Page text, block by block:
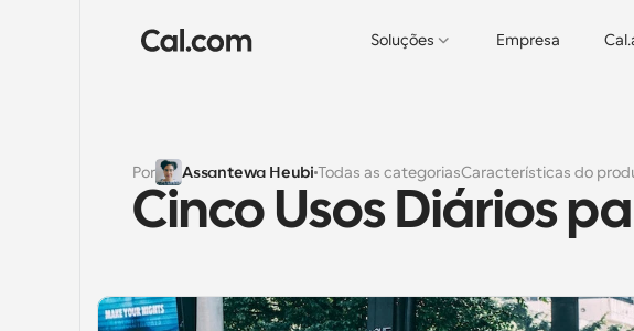
Soluções Empresa
Por Assantewa Heubi Todas as categoriasCaracterísticas do
Cinco Usos Diários